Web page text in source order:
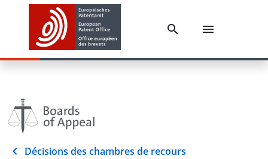
Décisions des chambres de recours